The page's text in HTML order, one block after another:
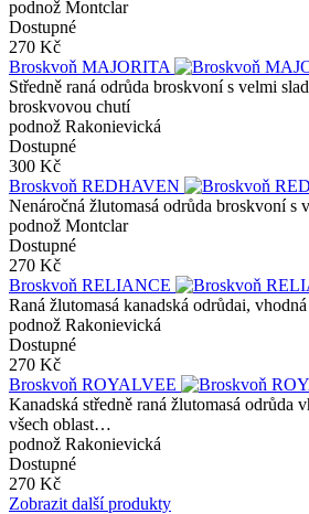
podnož Montclar
Dostupné
270 Kč
Broskvoň MAJORITA
Středně raná odrůda broskvoní s velmi
broskvovou chutí
podnož Rakonievická
Dostupné
300 Kč
Broskvoň REDHAVEN
Nenáročná žlutomasá odrůda broskvoní s
podnož Montclar
Dostupné
270 Kč
Broskvoň RELIANCE
Raná žlutomasá kanadská odrůdai,
podnož Rakonievická
Dostupné
270 Kč
Broskvoň ROYALVEE
Kanadská středně raná žlutomasá odrůda
všech oblast…
podnož Rakonievická
Dostupné
270 Kč
Zobrazit další produkty